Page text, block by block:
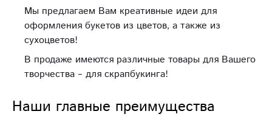
Мы предлагаем Вам креативные идеи для
оформления букетов из цветов, а также из
сухоцветов!
В продаже имеются различные товары для Вашего
творчества – для скрапбукинга!
Наши главные преимущества